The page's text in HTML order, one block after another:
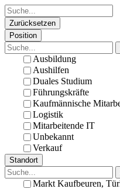
Zurücksetzen
Position
Ausbildung
Aushilfen
Duales Studium
Führungskräfte
Kaufmännische
Logistik
Mitarbeitende IT
Unbekannt
Verkauf
Standort
Markt Kaufbeuren,